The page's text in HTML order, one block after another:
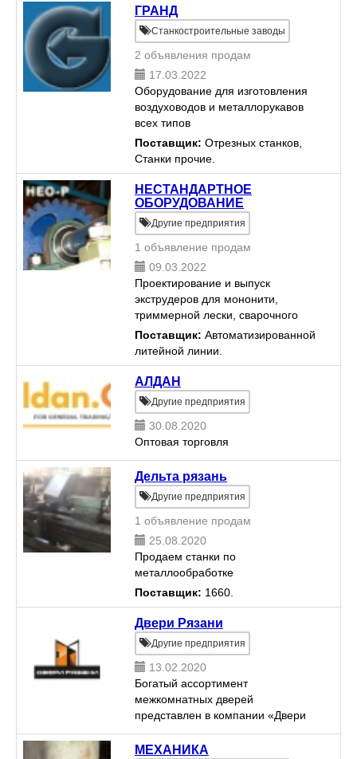
фурнитура
ГРАНД
Станкостроительные заводы
2 объявления продам
17.03.2022
Оборудование для изготовления
воздуховодов и металлорукавов
всех типов
Поставщик: Отрезных станков,
Станки прочие.
НЕСТАНДАРТНОЕ
ОБОРУДОВАНИЕ
Другие предприятия
1 объявление продам
09.03.2022
Проектирование и выпуск
экструдеров для мононити,
триммерной лески, сварочного
профиля полипропиленового,
полиэтиленового и прутка для 3Д
печати, лески для щеток, фибры
полипропиленовой для
армировани...
Поставщик: Автоматизированной
литейной линии.
АЛДАН
Другие предприятия
30.08.2020
Оптовая торговля
Дельта рязань
Другие предприятия
1 объявление продам
25.08.2020
Продаем станки по
металлообработке
Поставщик: 1660.
Двери Рязани
Другие предприятия
13.02.2020
Богатый ассортимент
межкомнатных дверей
представлен в компании «Двери
Рязани». Есть множество
разнообразных моделей,
МЕХАНИКА